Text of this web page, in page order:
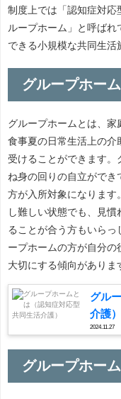
制度上では「認知症対応
ループホーム」と呼ば
できる小規模な共同生活
グループホー
グループホームとは、家
食事夏の日常生活上の介
受けることができます。
ね身の回りの自立がで
方が入所対象になります
し難しい状態でも、見
ることが合う方もいら
ープホームの方が自分の
大切にする傾向がありま
グル
介護）
2024.11.27
グループホー